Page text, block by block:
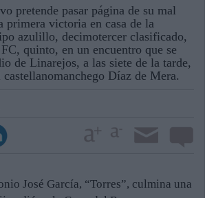
pretende pasar página de su mal
primera victoria en casa de la
azulillo, decimotercer clasificado,
quinto, en un encuentro que se
de Linarejos, a las siete de la tarde,
Díaz de Mera.
José García, “Torres”, culmina una